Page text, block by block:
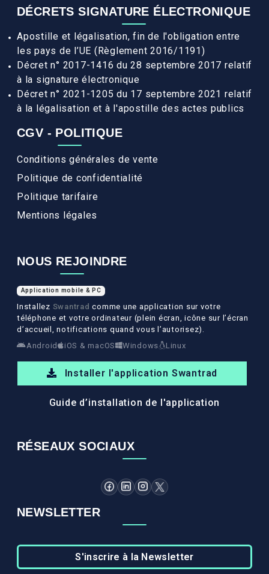
DÉCRETS SIGNATURE ÉLECTRONIQUE
Apostille et légalisation, fin de l'obligation entre
les pays de l’UE (Règlement 2016/1191)
Décret n° 2017-1416 du 28 septembre 2017 relatif
à la signature électronique
Décret n° 2021-1205 du 17 septembre 2021 relatif
à la légalisation et à l'apostille des actes publics
CGV - POLITIQUE
Conditions générales de vente
Politique de confidentialité
Politique tarifaire
Mentions légales
NOUS REJOINDRE
Application mobile & PC
Installez Swantrad comme une application sur votre
téléphone et votre ordinateur (plein écran, icône sur l’écran
d’accueil, notifications quand vous l’autorisez).
Android
iOS & macOS Windows Linux
Installer l'application Swantrad
Guide d’installation de l'application
RÉSEAUX SOCIAUX
NEWSLETTER
S'inscrire à la Newsletter